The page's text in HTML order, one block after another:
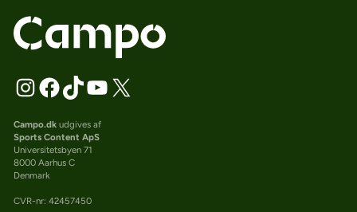
Campo.dkudgives af
Sports Content ApS
Universitetsbyen 71
8000 Aarhus C
Denmark
CVR-nr: 42457450